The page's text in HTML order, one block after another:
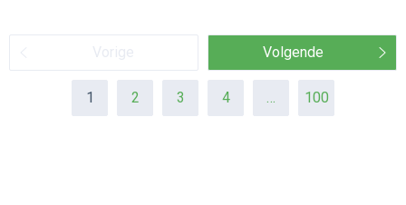
1 2 3 4 … 100
Volgende